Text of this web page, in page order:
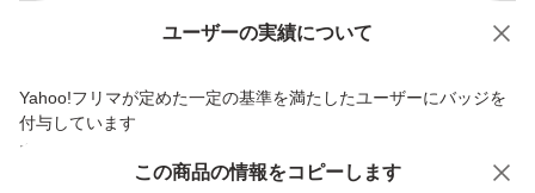
クーポン使える場合、使うとお得です。ヤフオクは「ゴー
日）にもらえる事が多いです。 カテゴリ限定等、実施し
ていない場合ありますので期間・価格など条件の詳細は検
索して確認してください。 獲得しないと使えませんので
ユーザーの実績について
Yahoo!フリマが定めた一定の基準を満たしたユーザーにバッジを
付与しています
安心取引出品者
Yahoo!オークションで出品した商品のため一部機能は利用できません
商品への質問からの値下げ交渉、不適切なカテゴリ変更依頼は禁止です
この商品の情報をコピーします
この商品をみている人にオススメ